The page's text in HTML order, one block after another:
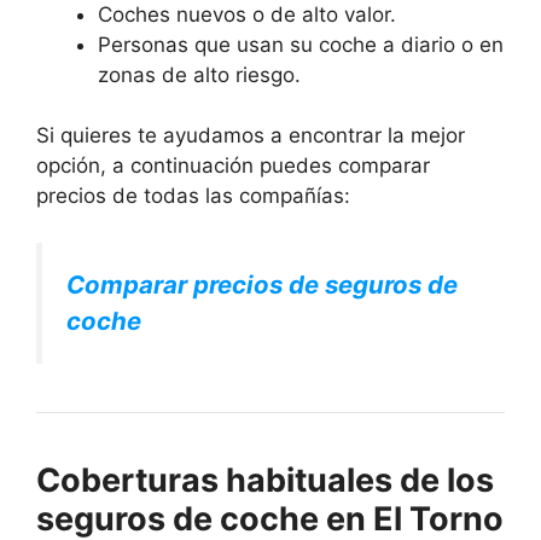
Coches nuevos o de alto valor.
Personas que usan su coche a diario o en
zonas de alto riesgo.
Si quieres te ayudamos a encontrar la mejor
opción, a continuación puedes comparar
precios de todas las compañías:
Comparar precios de seguros de
coche
Coberturas habituales de los
seguros de coche en El Torno